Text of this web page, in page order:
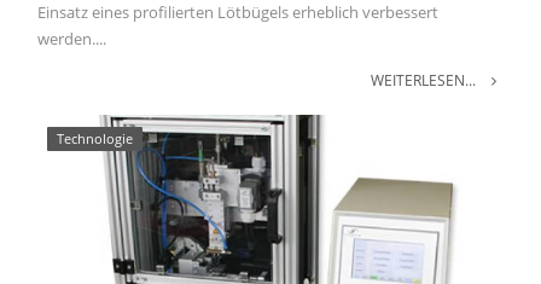
Einsatz eines profilierten Lötbügels erheblich verbessert
werden....
WEITERLESEN...
Technologie